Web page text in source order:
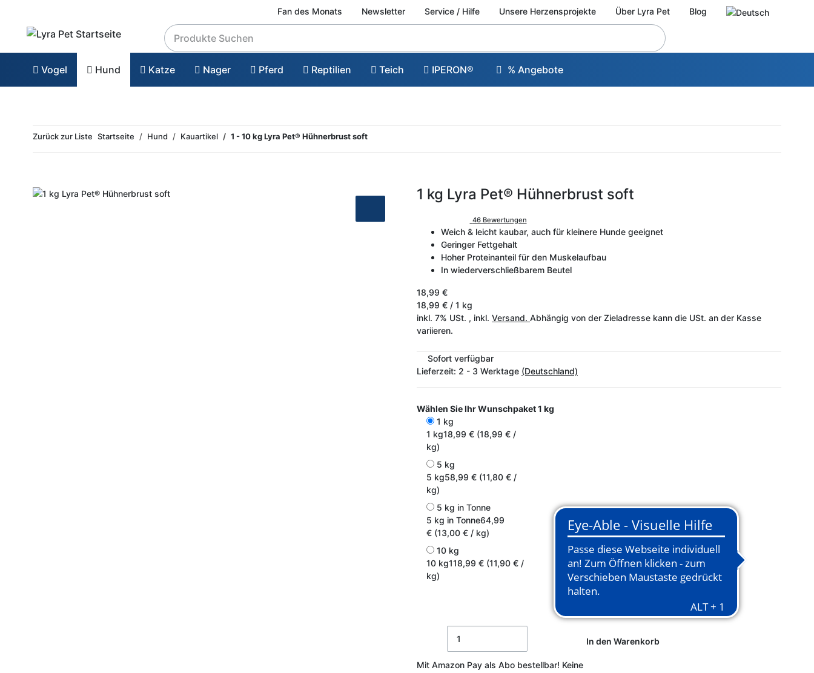
Fan des Monats Newsletter Service / Hilfe Unsere Herzensprojekte Über Lyra Pet Blog
Vogel Hund Katze Nager Pferd Reptilien Teich IPERON® % Angebote
Zurück zur Liste Startseite Hund Kauartikel 1 - 10 kg Lyra Pet® Hühnerbrust soft
1 kg Lyra Pet® Hühnerbrust soft
46 Bewertungen
Weich & leicht kaubar, auch für kleinere Hunde geeignet
Geringer Fettgehalt
Hoher Proteinanteil für den Muskelaufbau
In wiederverschließbarem Beutel
18,99 €
18,99 € / 1 kg
inkl. 7% USt. , inkl. Versand. Abhängig von der Zieladresse kann die USt. an der Kasse
variieren.
Sofort verfügbar
Lieferzeit: 2 - 3 Werktage (Deutschland)
Wählen Sie Ihr Wunschpaket1 kg
1 kg
1 kg18,99 € (18,99 € /
kg)
5 kg
5 kg58,99 € (11,80 € /
kg)
5 kg in Tonne
5 kg in Tonne64,99
€ (13,00 € / kg)
10 kg
10 kg118,99 € (11,90 € /
kg)
In den Warenkorb
Mit Amazon Pay als Abo bestellbar! Keine